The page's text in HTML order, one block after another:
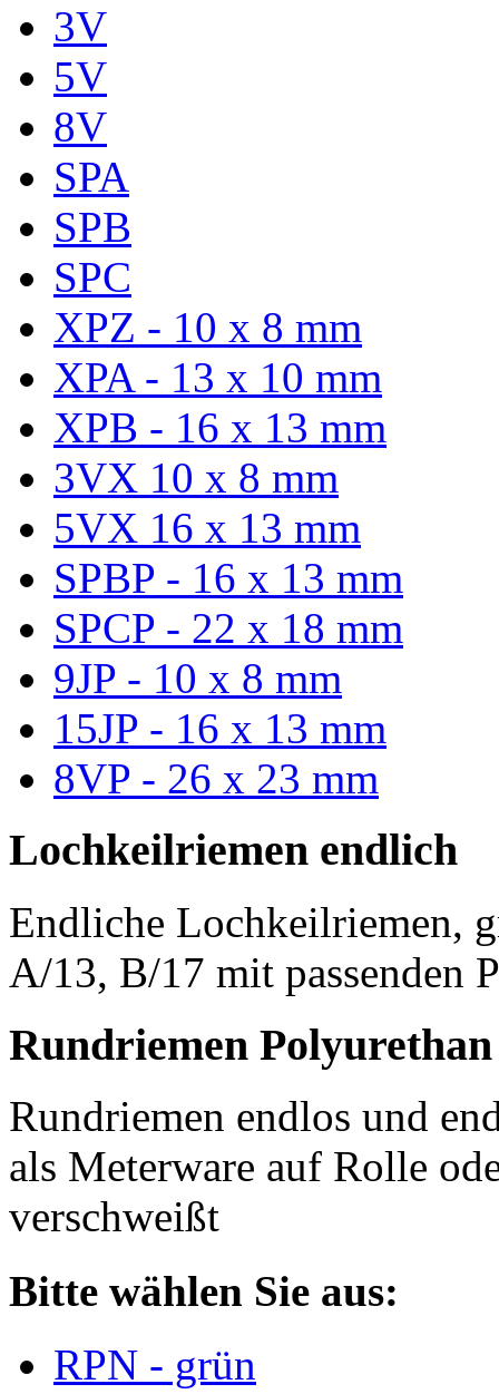
3V
5V
8V
SPA
SPB
SPC
XPZ - 10 x 8 mm
XPA - 13 x 10 mm
XPB - 16 x 13 mm
3VX 10 x 8 mm
5VX 16 x 13 mm
SPBP - 16 x 13 mm
SPCP - 22 x 18 mm
9JP - 10 x 8 mm
15JP - 16 x 13 mm
8VP - 26 x 23 mm
Lochkeilriemen endlich
Endliche Lochkeilriemen,
A/13, B/17 mit passenden
Rundriemen Polyurethan
Rundriemen endlos und
als Meterware auf Rolle
verschweißt
Bitte wählen Sie aus:
RPN - grün